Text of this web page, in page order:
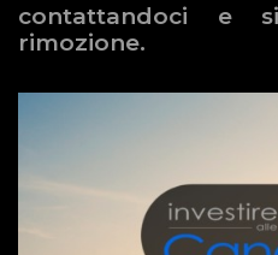
contattandoci e
rimozione.